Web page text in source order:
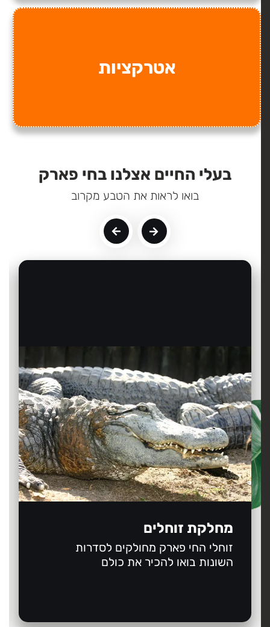
אטרקציות
בעלי החיים אצלנו בחי פארק
בואו לראות את הטבע מקרוב
מחלקת זוחלים
זוחלי החי פארק מחולקים לסדרות
השונות בואו להכיר את כולם